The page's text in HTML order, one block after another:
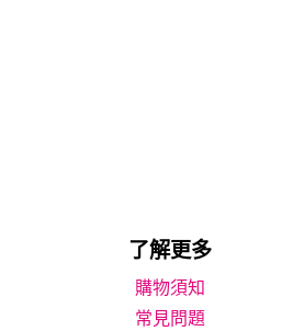
了解更多
購物須知
常見問題